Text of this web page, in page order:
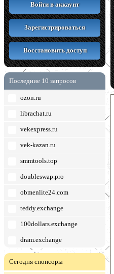
Войти в аккаунт
Зарегистрироваться
Восстановить доступ
Последние 10 запросов
ozon.ru
librachat.ru
vekexpress.ru
vek-kazan.ru
smmtools.top
doubleswap.pro
obmenlite24.com
teddy.exchange
100dollars.exchange
dram.exchange
Сегодня спонсоры